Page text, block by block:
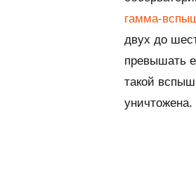
гамма-
двух до
превышать
такой
уничтожена.